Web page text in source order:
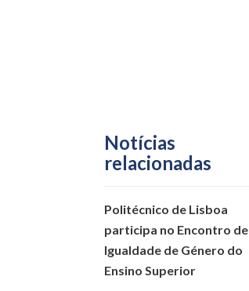
Notícias
relacionadas
Politécnico de Lisboa
participa no Encontro de
Igualdade de Género do
Ensino Superior